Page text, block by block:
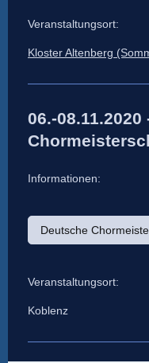
Veranstaltungsort:
Kloster Altenberg
06.-08.11.2020
Informationen:
Deutsche
Veranstaltungsort:
Koblenz